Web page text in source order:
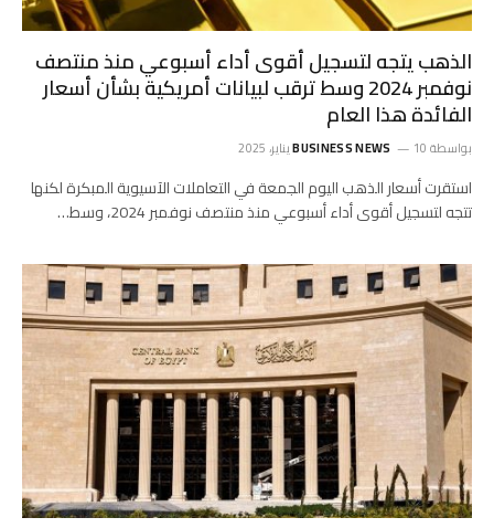
الذهب يتجه لتسجيل أقوى أداء أسبوعي منذ منتصف
نوفمبر 2024 وسط ترقب لبيانات أمريكية بشأن أسعار
الفائدة هذا العام
بواسطة BUSINESS NEWS 10 يناير، 2025
استقرت أسعار الذهب اليوم الجمعة في التعاملات الآسيوية المبكرة لكنها
تتجه لتسجيل أقوى أداء أسبوعي منذ منتصف نوفمبر 2024، وسط…